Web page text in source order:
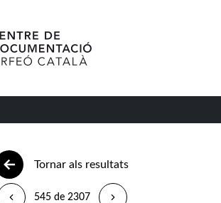
Tornar als resultats
545 de 2307